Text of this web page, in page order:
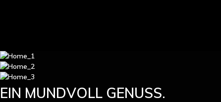
EIN MUNDVOLL GENUSS.